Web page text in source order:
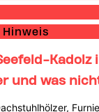
Kadolz
und was